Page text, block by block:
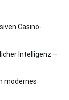
Casino-
Intelligenz –
modernes